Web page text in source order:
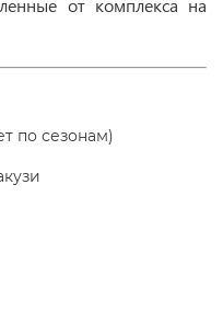
от комплекса на
по сезонам)